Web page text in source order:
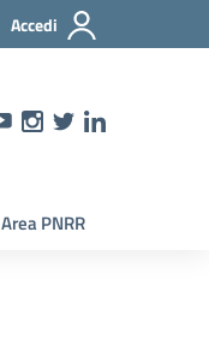
Accedi
Area PNRR